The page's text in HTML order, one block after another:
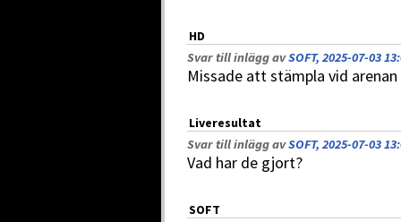
HD
Svar till inlägg avSOFT, 2025-07-03
Missade att stämpla vid
Liveresultat
Svar till inlägg avSOFT, 2025-07-03
Vad har de gjort?
SOFT